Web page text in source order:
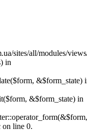
sites/all/modules/
in
&$form_state)
&$form_state) in
on line 0.